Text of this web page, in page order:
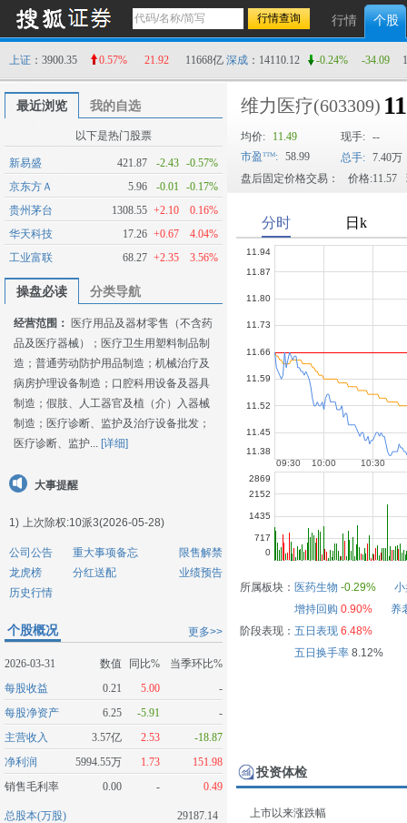
行情 个股
上证 ：3900.35 0.57% 21.92 11668亿 深成 ：14110.12 -0.24% -34.09
最近浏览 我的自选
以下是热门股票
新易盛 421.87 -2.43 -0.57%
京东方Ａ
5.96 -0.01
-0.17%
贵州茅台
1308.55 +2.10
0.16%
华天科技
17.26 +0.67
4.04%
工业富联
68.27 +2.35 3.56%
操盘必读 分类导航
经营范围：
医疗用品及器材零售（不含药
品及医疗器械）；医疗卫生用塑料制品制
造；普通劳动防护用品制造；机械治疗及
病房护理设备制造；口腔科用设备及器具
制造；假肢、人工器官及植（介）入器械
制造；医疗诊断、监护及治疗设备批发；
医疗诊断、监护... [详细]
大事提醒
1) 上次除权:10派3(2026-05-28)
公司公告 重大事项备忘
限售解禁
龙虎榜
分红送配
业绩预告
历史行情
更多>>
个股概况
2026-03-31 数值 同比%
当季环比%
每股收益
0.21 5.00
-
每股净资产
6.25 -5.91
-
主营收入
3.57亿 2.53
-18.87
净利润
5994.55万 1.73
151.98
销售毛利率
0.00 - 0.49
总股本(万股)
29187.14
维力医疗(603309)
均价: 11.49 现手: --
市盈
: 58.99 总手: 7.40万
盘后固定价格交易：
价格:11.57
所属板块： 医药生物 -0.29%
小
增持回购 0.90%
养
阶段表现： 五日表现 6.48%
五日换手率8.12%
投资体检
上市以来涨跌幅